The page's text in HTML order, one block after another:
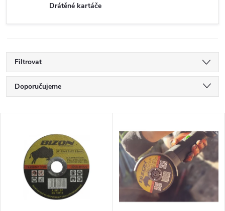
Drátěné kartáče
Filtrovat
Ř
a
Doporučujeme
Nejprodávanější
Abecedně